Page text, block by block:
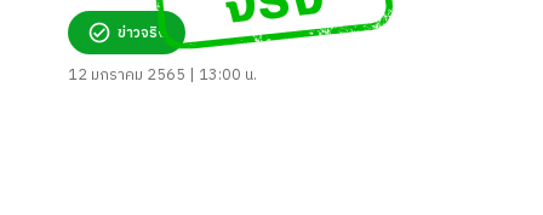
ข่าวจริง
12 มกราคม 2565 | 13:00 น.